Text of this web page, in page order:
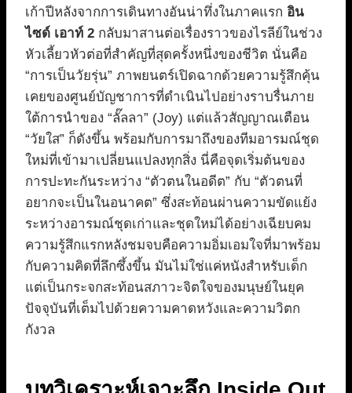
เก้าปีหลังจากการเดินทางอันน่าทึ่งในภาคแรก อิน
ไซด์ เอาท์ 2 กลับมาสานต่อเรื่องราวของไรลีย์ในช่วง
หัวเลี้ยวหัวต่อที่สำคัญที่สุดครั้งหนึ่งของชีวิต นั่นคือ
“การเป็นวัยรุ่น” ภาพยนตร์เปิดฉากด้วยความรู้สึกคุ้น
เคยของศูนย์บัญชาการที่ดำเนินไปอย่างราบรื่นภาย
ใต้การนำของ “ลั๊ลลา” (Joy) แต่แล้วสัญญาณเตือน
“วัยใส” ก็ดังขึ้น พร้อมกับการมาถึงของทีมอารมณ์ชุด
ใหม่ที่เข้ามาเปลี่ยนแปลงทุกสิ่ง นี่คือจุดเริ่มต้นของ
การปะทะกันระหว่าง “ตัวตนในอดีต” กับ “ตัวตนที่
อยากจะเป็นในอนาคต” ซึ่งสะท้อนผ่านความขัดแย้ง
ระหว่างอารมณ์ชุดเก่าและชุดใหม่ได้อย่างเฉียบคม
ความรู้สึกแรกหลังชมจบคือความอิ่มเอมใจที่มาพร้อม
กับความคิดที่ลึกซึ้งขึ้น มันไม่ใช่แค่หนังสำหรับเด็ก
แต่เป็นกระจกสะท้อนสภาวะจิตใจของมนุษย์ในยุค
ปัจจุบันที่เต็มไปด้วยความคาดหวังและความวิตก
กังวล